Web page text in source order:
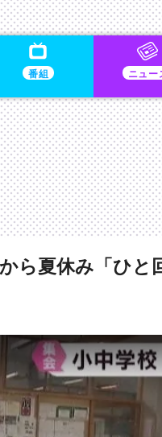
番組 ニュー
ら夏休み「ひと